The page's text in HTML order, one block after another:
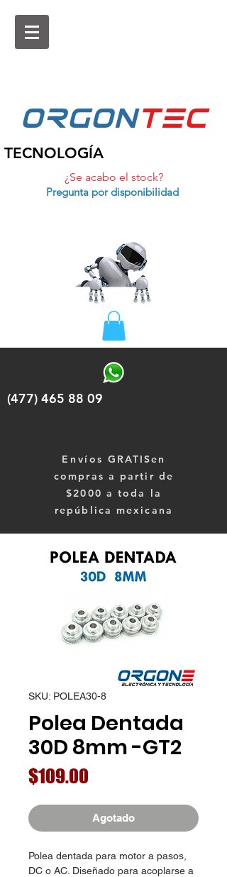
ORGONtEc
TECNOLOGÍA
¿Se acabo el stock?
Pregunta por disponibilidad
(477) 465 88 09
Envíos GRATISen
compras a partir de
$2000 a toda la
república mexicana
SKU: POLEA30-8
Polea Dentada
30D 8mm -GT2
$109.00
Agotado
Polea dentada para motor a pasos,
DC o AC. Diseñado para acoplarse a